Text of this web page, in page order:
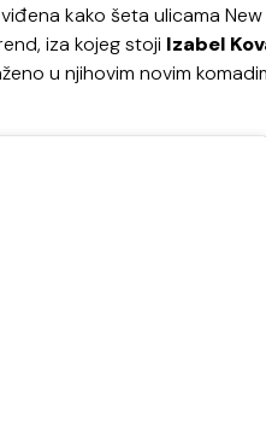
kako šeta ulicama
iza kojeg stoji Izabel
u njihovim novim